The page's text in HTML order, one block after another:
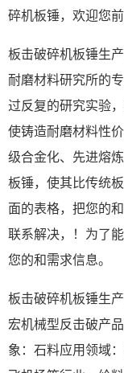
碎机板锤，欢迎您
板击破碎机板锤生
耐磨材料研究所的
过反复的研究实验
使铸造耐磨材料性
级合金化、先进熔
板锤，使其比传统
面的表格，把您的
联系解决，！为了
您的和需求信息。
板击破碎机板锤生
宏机械型反击破产
象：石料应用领域